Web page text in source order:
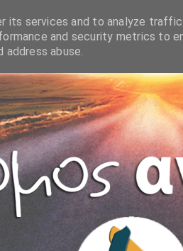
services and to analyze
and security metrics to
abuse.